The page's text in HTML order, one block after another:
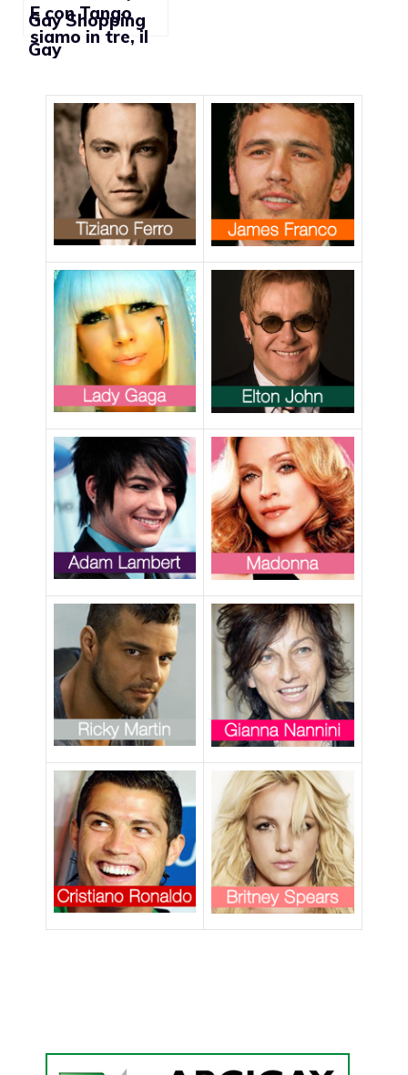
E con Tango
siamo in tre, il
libro sui pinguini
Italia